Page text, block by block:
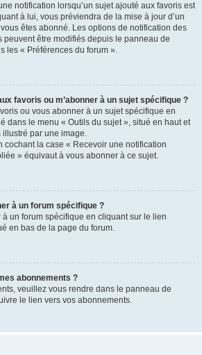
notification lorsqu’un sujet ajouté aux favoris est
à lui, vous préviendra de la mise à jour d’un
êtes abonné. Les options de notification des
peuvent être modifiés depuis le panneau de
les « Préférences du forum ».
favoris ou m’abonner à un sujet spécifique ?
ou vous abonner à un sujet spécifique en
dans le menu « Outils du sujet », situé en haut et
illustré par une image.
cochant la case « Recevoir une notification
» équivaut à vous abonner à ce sujet.
à un forum spécifique ?
un forum spécifique en cliquant sur le lien
en bas de la page du forum.
abonnements ?
veuillez vous rendre dans le panneau de
le lien vers vos abonnements.